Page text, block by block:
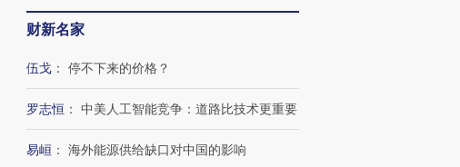
财新名家
伍戈 ： 停不下来的价格？
罗志恒 ： 中美人工智能竞争：道路比技术更重要
易峘 ： 海外能源供给缺口对中国的影响